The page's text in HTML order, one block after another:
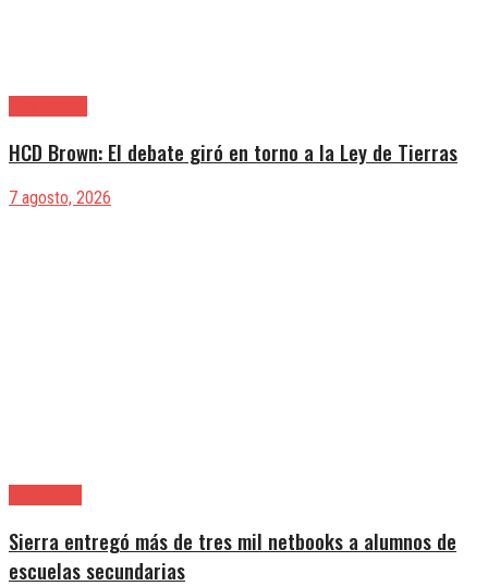
HCD Brown: El debate giró en torno a la Ley de Tierras
7 agosto, 2026
Sierra entregó más de tres mil netbooks a alumnos de
escuelas secundarias